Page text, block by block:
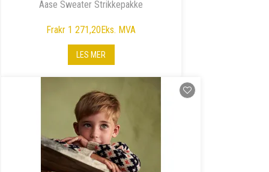
Aase Sweater Strikkepakke
Frakr 1 271,20Eks. MVA
LES MER